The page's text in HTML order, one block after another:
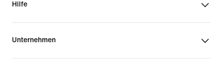
Hilfe
Unternehmen